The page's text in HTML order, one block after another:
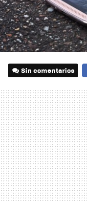
Sin comentarios